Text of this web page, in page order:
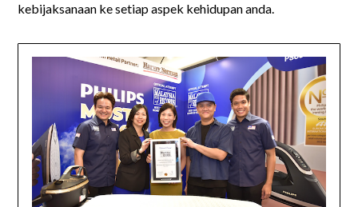
kebijaksanaan ke setiap aspek kehidupan anda.